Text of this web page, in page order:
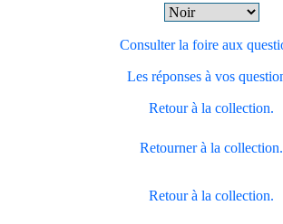
Consulter la foire aux
Les réponses à vos
Retour à la collection.
Retourner à la collection.
Retour à la collection.